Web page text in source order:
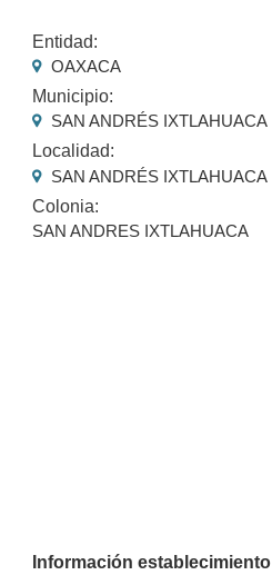
Entidad:
OAXACA
Municipio:
SAN ANDRÉS IXTLAHUACA
Localidad:
SAN ANDRÉS IXTLAHUACA
Colonia:
SAN ANDRES IXTLAHUACA
Información establecimiento